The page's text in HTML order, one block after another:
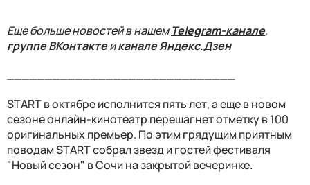
Еще больше новостей в нашемTelegram-канале,
группе ВКонтактеиканале Яндекс.Дзен
START в октябре исполнится пять лет, а еще в новом
сезоне онлайн-кинотеатр перешагнет отметку в 100
оригинальных премьер. По этим грядущим приятным
поводам START собрал звезд и гостей фестиваля
"Новый сезон" в Сочи на закрытой вечеринке.